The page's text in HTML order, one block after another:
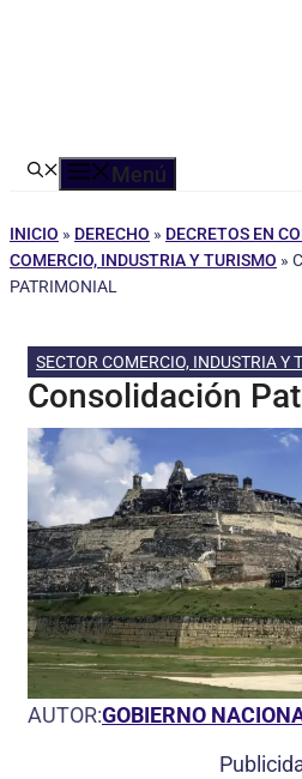
Menú
INICIO » DERECHO » DECRETOS EN
COMERCIO, INDUSTRIA Y TURISMO »
PATRIMONIAL
SECTOR COMERCIO, INDUSTRIA Y
Consolidación
AUTOR:GOBIERNO